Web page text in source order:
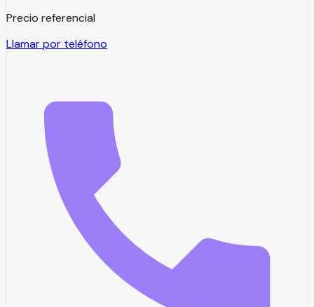
Precio referencial
Llamar por teléfono